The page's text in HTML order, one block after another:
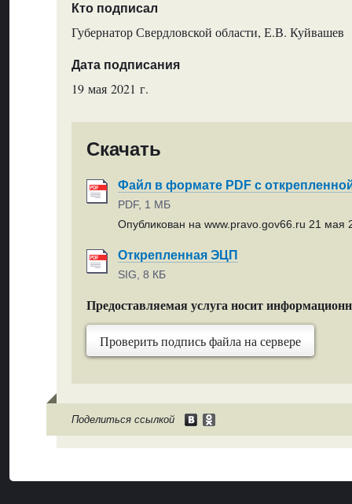
Кто подписал
Губернатор Свердловской области, Е.В. Куйвашев
Дата подписания
19 мая 2021 г.
Скачать
Файл в формате PDF с
PDF, 1 МБ
Опубликован на www.pravo.gov66.ru 21 мая
Открепленная ЭЦП
SIG, 8 КБ
Предоставляемая услуга носит
Проверить подпись файла на сервере
Поделиться ссылкой